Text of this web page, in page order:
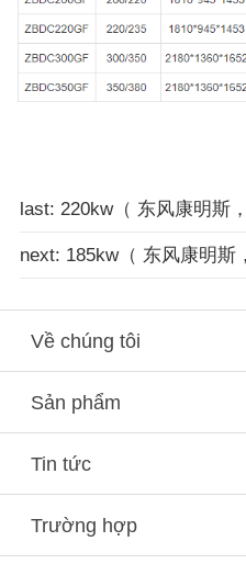
last: 220kw（ 东风康明斯
next: 185kw（ 东风康明斯
Về chúng tôi
Sản phẩm
Tin tức
Trường hợp